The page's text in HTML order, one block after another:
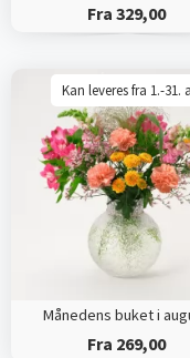
Fra 329,00
Kan leveres fra 1.-31.
Månedens buket i
Fra 269,00